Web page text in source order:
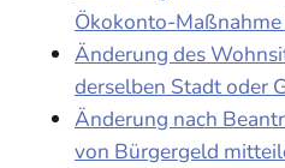
Ökokonto-
Änderung des
derselben Stadt oder
Änderung nach
von Bürgergeld